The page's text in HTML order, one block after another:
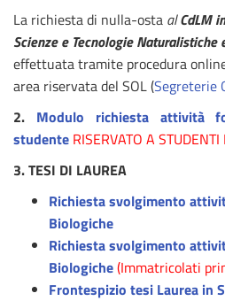
La richiesta di nulla-osta alCdLM
Scienze e Tecnologie Naturalistiche
effettuata tramite procedura
area riservata del SOL (Segreterie
2. Modulo richiesta attività
studente RISERVATO A STUDENTI
3. TESI DI LAUREA
Richiesta svolgimento
Biologiche
Richiesta svolgimento
Biologiche(Immatricolati
Frontespizio tesi Laurea in